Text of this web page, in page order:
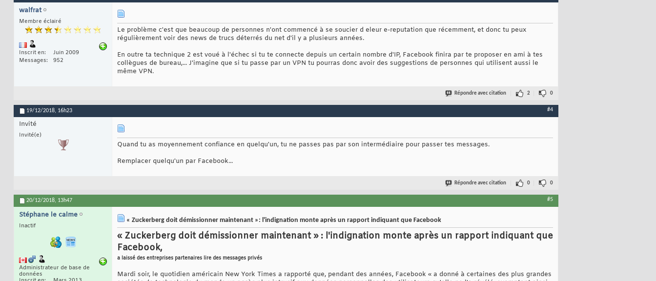
walfrat
Membre éclairé
Inscrit en
Juin 2009
Messages
952
Le problème c'est que beaucoup de personnes n'ont commencé à se soucier d eleur e-reputation que récemment, et donc tu peux
régulièrement voir des news de trucs déterrés du net d'il y a plusieurs années.
En outre ta technique 2 est voué à l'échec si tu te connecte depuis un certain nombre d'IP, Facebook finira par te proposer en ami à tes
collègues de bureau,... J'imagine que si tu passe par un VPN tu pourras donc avoir des suggestions de personnes qui utilisent aussi le
même VPN.
Répondre avec citation 2 0
19/12/2018, 16h23 #4
Invité
Invité(e)
Quand tu as moyennement confiance en quelqu'un, tu ne passes pas par son intermédiaire pour passer tes messages.
Remplacer quelqu'un par Facebook...
Répondre avec citation 0 0
20/12/2018, 13h47 #5
Stéphane le calme
Inactif
Administrateur de base de
données
« Zuckerberg doit démissionner maintenant »: l'indignation monte après un rapport indiquant que Facebook
« Zuckerberg doit démissionner maintenant » : l'indignation monte après un rapport indiquant que
Facebook,
a laissé des entreprises partenaires lire des messages privés
Mardi soir, le quotidien américain New York Times a rapporté que, pendant des années, Facebook « a donné à certaines des plus grandes